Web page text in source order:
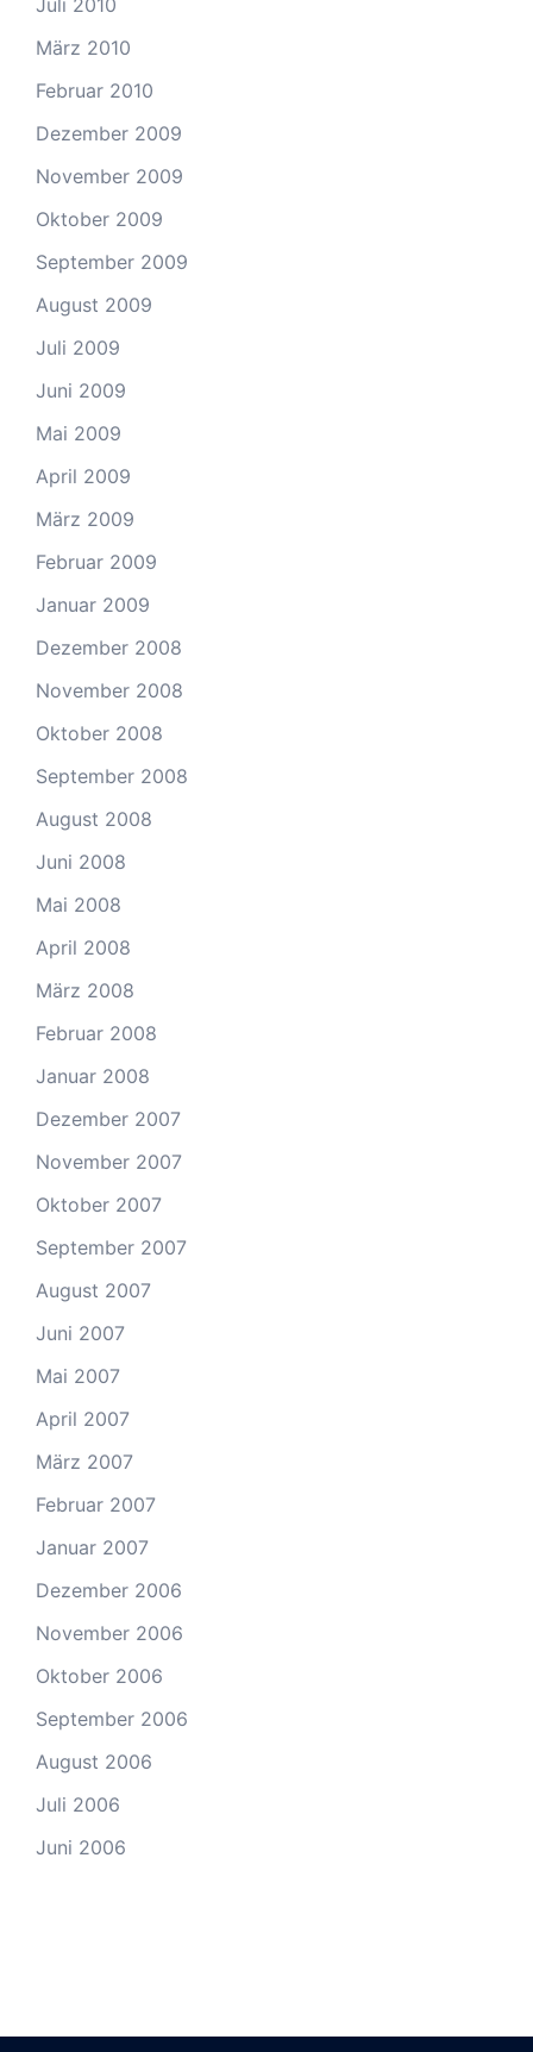
März 2010
Februar 2010
Dezember 2009
November 2009
Oktober 2009
September 2009
August 2009
Juli 2009
Juni 2009
Mai 2009
April 2009
März 2009
Februar 2009
Januar 2009
Dezember 2008
November 2008
Oktober 2008
September 2008
August 2008
Juni 2008
Mai 2008
April 2008
März 2008
Februar 2008
Januar 2008
Dezember 2007
November 2007
Oktober 2007
September 2007
August 2007
Juni 2007
Mai 2007
April 2007
März 2007
Februar 2007
Januar 2007
Dezember 2006
November 2006
Oktober 2006
September 2006
August 2006
Juli 2006
Juni 2006